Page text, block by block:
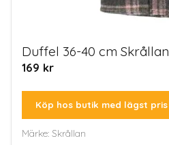
Duffel 36-40 cm Skrållan
169 kr
Köp hos butik med lägst pris
Märke: Skrållan